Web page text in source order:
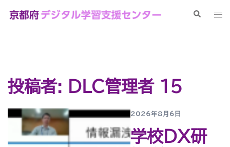
検
ト
投稿者: DLC管理者 15
2026年8月6日
学校DX研